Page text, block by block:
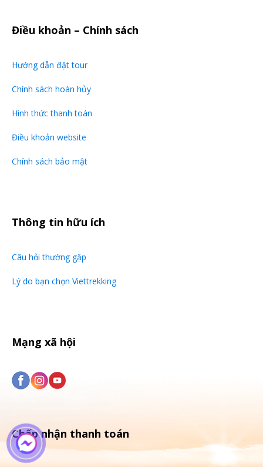
Số tài khoản:
Vì sao bạn nên chọn Viettrekking?
tour
Điều khoản – Chính sách
Hướng dẫn đặt tour
Chính sách hoàn hủy
Hình thức thanh toán
Điều khoản website
Chính sách bảo mật
Thông tin hữu ích
Câu hỏi thường gặp
Lý do bạn chọn Viettrekking
Mạng xã hội
Chấp nhận thanh toán